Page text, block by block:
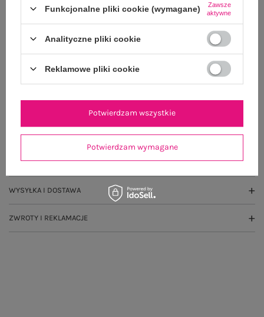
Do darmowej dostawy brakuje 200,00 zł
100 dni na zwrot
GŁÓWNE PARAMETRY
OPINIE O PRODUKCIE (0)
WYSYŁKA I DOSTAWA
ZWROTY I REKLAMACJE
Funkcjonalne pliki cookie (wymagane)
Zawsze
aktywne
Analityczne pliki cookie
Reklamowe pliki cookie
Potwierdzam wymagane
Potwierdzam wszystkie